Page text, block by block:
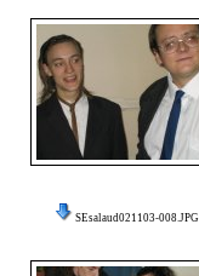
SEsalaud021103-008.JPG